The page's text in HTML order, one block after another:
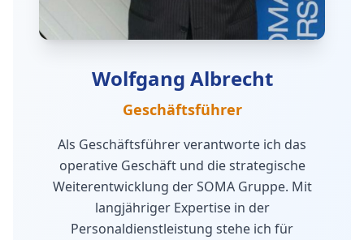
Wolfgang Albrecht
Geschäftsführer
Als Geschäftsführer verantworte ich das
operative Geschäft und die strategische
Weiterentwicklung der SOMA Gruppe. Mit
langjähriger Expertise in der
Personaldienstleistung stehe ich für